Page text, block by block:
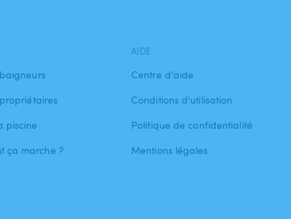
piscine
ça marche ?
AIDE
Centre d'aide
Conditions d'utilisation
Politique de confidentialité
Mentions légales